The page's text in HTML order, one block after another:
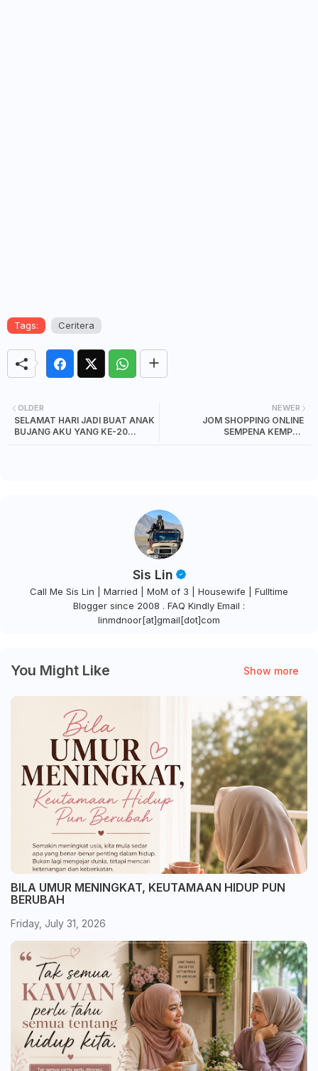
Tags: Ceritera
NEWER
JOM SHOPPING ONLINE
SEMPENA KEMPEN
OLDER
SELAMAT HARI JADI BUAT ANAK
BUJANG AKU YANG KE-20
Sis Lin
Call Me Sis Lin | Married | MoM of 3 | Housewife | Fulltime
Blogger since 2008 . FAQ Kindly Email :
linmdnoor[at]gmail[dot]com
You Might Like Show more
BILA UMUR MENINGKAT, KEUTAMAAN HIDUP PUN
BERUBAH
Friday, July 31, 2026